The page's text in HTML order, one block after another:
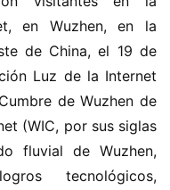
en Wuzhen, en la
de China, el 19 de
Luz de la Internet
de Wuzhen de
(WIC, por sus siglas
fluvial de Wuzhen,
tecnológicos,